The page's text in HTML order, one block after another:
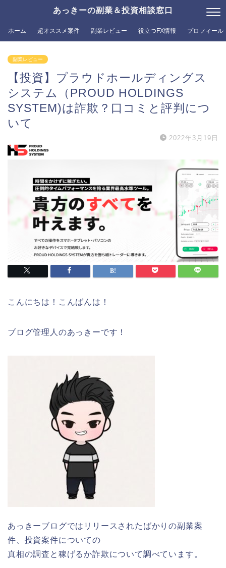
あっきーの副業＆投資相談窓口
ホーム 超オススメ案件 副業レビュー 役立つFX情報 プロフィール
副業レビュー
【投資】プラウドホールディングス
システム（PROUD HOLDINGS
SYSTEM)は詐欺？口コミと評判につ
いて
2022年3月19日
こんにちは！こんばんは！
ブログ管理人のあっきーです！
あっきーブログではリリースされたばかりの副業案
件、投資案件についての
真相の調査と稼げるか詐欺について調べています。